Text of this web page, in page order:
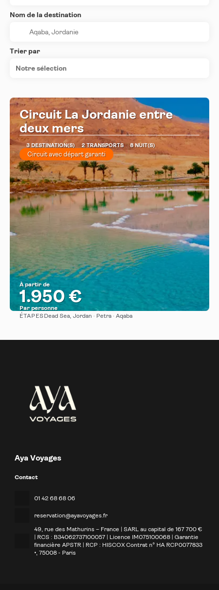
Nom de la destination
Trier par
Notre sélection
Circuit La Jordanie entre
deux mers
3 DESTINATION(S) 2 TRANSPORTS 8 NUIT(S)
Circuit avec départ garanti
À partir de
1.950 €
Par personne
ÉTAPES Dead Sea, Jordan · Petra · Aqaba
Aya Voyages
Contact
01 42 68 68 06
reservation@ayavoyages.fr
49, rue des Mathurins – France | SARL au capital de 167 700 €
| RCS : B34062737100057 | Licence IM075100068 | Garantie
financière APSTR | RCP : HISCOX Contrat n° HA RCP0077833
• , 75008 - Paris